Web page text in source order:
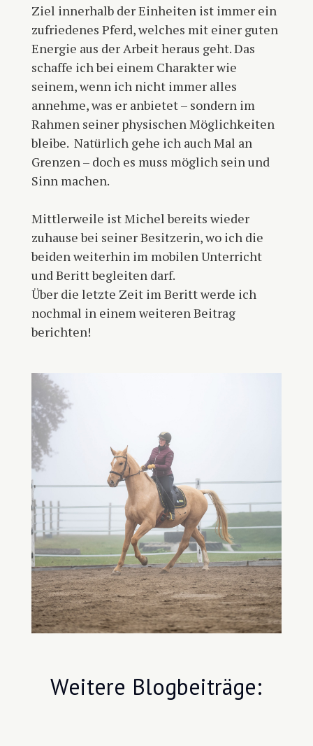
Ziel innerhalb der Einheiten ist immer ein
zufriedenes Pferd, welches mit einer guten
Energie aus der Arbeit heraus geht. Das
schaffe ich bei einem Charakter wie
seinem, wenn ich nicht immer alles
annehme, was er anbietet – sondern im
Rahmen seiner physischen Möglichkeiten
bleibe. Natürlich gehe ich auch Mal an
Grenzen – doch es muss möglich sein und
Sinn machen.
Mittlerweile ist Michel bereits wieder
zuhause bei seiner Besitzerin, wo ich die
beiden weiterhin im mobilen Unterricht
und Beritt begleiten darf.
Über die letzte Zeit im Beritt werde ich
nochmal in einem weiteren Beitrag
berichten!
Weitere Blogbeiträge: